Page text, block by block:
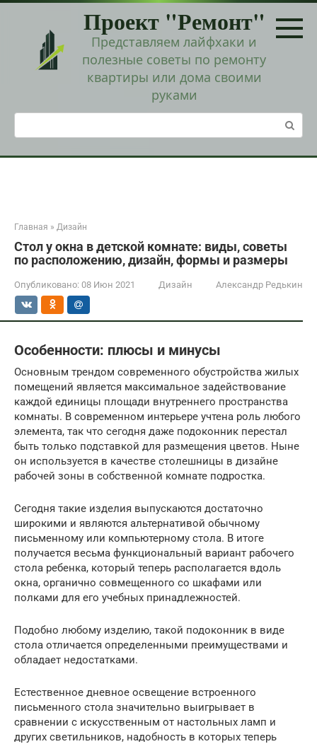
Перейти
Проект "Ремонт"
Представляем лайфхаки и
полезные советы по ремонту
квартиры или дома своими
руками
Поиск:
Главная » Дизайн
Стол у окна в детской комнате: виды, советы
по расположению, дизайн, формы и размеры
Опубликовано: 08 Июн 2021 Дизайн Александр Редькин
Особенности: плюсы и минусы
Основным трендом современного обустройства жилых
помещений является максимальное задействование
каждой единицы площади внутреннего пространства
комнаты. В современном интерьере учтена роль любого
элемента, так что сегодня даже подоконник перестал
быть только подставкой для размещения цветов. Ныне
он используется в качестве столешницы в дизайне
рабочей зоны в собственной комнате подростка.
Сегодня такие изделия выпускаются достаточно
широкими и являются альтернативой обычному
письменному или компьютерному стола. В итоге
получается весьма функциональный вариант рабочего
стола ребенка, который теперь располагается вдоль
окна, органично совмещенного со шкафами или
полками для его учебных принадлежностей.
Подобно любому изделию, такой подоконник в виде
стола отличается определенными преимуществами и
обладает недостатками.
Естественное дневное освещение встроенного
письменного стола значительно выигрывает в
сравнении с искусственным от настольных ламп и
других светильников, надобность в которых теперь